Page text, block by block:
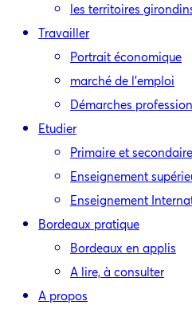
les territoires
Travailler
Portrait économique
marché de l’emploi
Démarches
Etudier
Primaire et secondaire
Enseignement
Enseignement
Bordeaux pratique
Bordeaux en applis
A lire, à consulter
A propos